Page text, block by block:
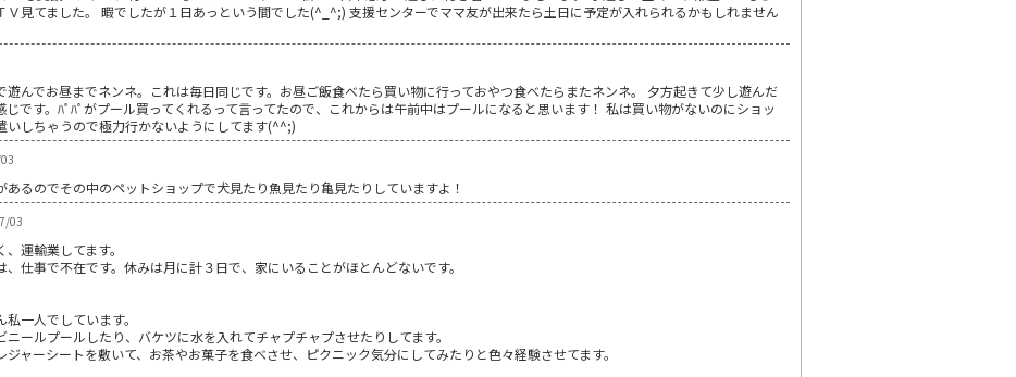
Ｖ見てました。 暇でしたが１日あっという間でした(^_^;) 支援センターでママ友が出来たら土日に予定が入れられるかもしれません
んでお昼までネンネ。これは毎日同じです。お昼ご飯食べたら買い物に行っておやつ食べたらまたネンネ。 夕方起きて少し遊んだ
じです。ﾊﾟﾊﾟがプール買ってくれるって言ってたので、これからは午前中はプールになると思います！ 私は買い物がないのにショッ
いしちゃうので極力行かないようにしてます(^^;)
あるのでその中のペットショップで犬見たり魚見たり亀見たりしていますよ！
03
運輸業してます。
仕事で不在です。休みは月に計３日で、家にいることがほとんどないです。
一人でしています。
ールプールしたり、バケツに水を入れてチャプチャプさせたりしてます。
ャーシートを敷いて、お茶やお菓子を食べさせ、ピクニック気分にしてみたりと色々経験させてます。